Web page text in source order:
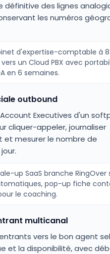
définitive des lignes
les numéros
d'expertise-comptable à
un Cloud PBX avec
en 6 semaines.
outbound
Account Executives d'un
cliquer-appeler, journaliser
mesurer le nombre de
up SaaS branche RingOver
pop-up fiche
le coaching.
multicanal
vers le bon agent
et la disponibilité, avec